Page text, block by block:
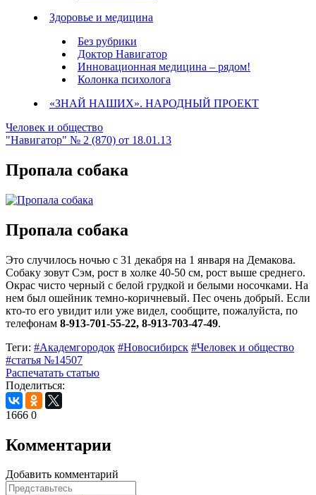
Здоровье и медицина
Без рубрики
Доктор Навигатор
Инновационная медицина – рядом!
Колонка психолога
«ЗНАЙ НАШИХ». НАРОДНЫЙ ПРОЕКТ
Человек и общество
"Навигатор" № 2 (870) от 18.01.13
Пропала собака
Пропала собака
Это случилось ночью с 31 декабря на 1 января на Демакова.
Собаку зовут Сэм, рост в холке 40-50 см, рост выше среднего.
Окрас чисто черный с белой грудкой и белыми носочками. На
нем был ошейник темно-коричневый. Пес очень добрый. Если
кто-то его увидит или уже видел, сообщите, пожалуйста, по
телефонам 8-913-701-55-22, 8-913-703-47-49.
Теги: #Академгородок #Новосибирск #Человек и общество
#статья №14507
Распечатать статью
Поделиться:
1666 0
Комментарии
Добавить комментарий